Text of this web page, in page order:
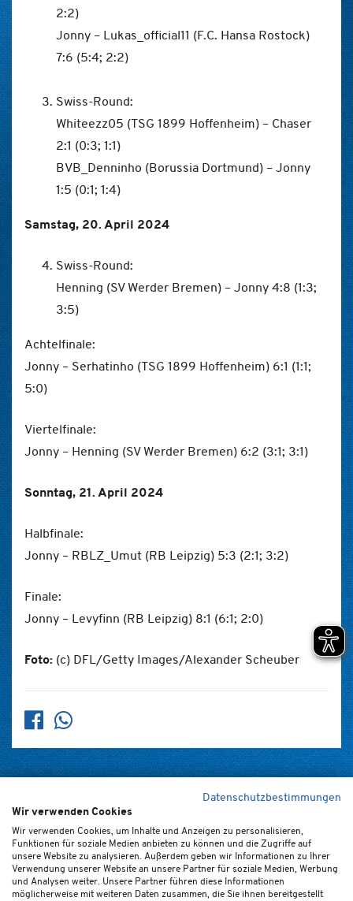
2:2)
Jonny – Lukas_official11 (F.C. Hansa Rostock)
7:6 (5:4; 2:2)
Swiss-Round:
Whiteezz05 (TSG 1899 Hoffenheim) – Chaser
2:1 (0:3; 1:1)
BVB_Denninho (Borussia Dortmund) – Jonny
1:5 (0:1; 1:4)
Samstag, 20. April 2024
Swiss-Round:
Henning (SV Werder Bremen) – Jonny 4:8 (1:3;
3:5)
Achtelfinale:
Jonny – Serhatinho (TSG 1899 Hoffenheim) 6:1 (1:1;
5:0)
Viertelfinale:
Jonny – Henning (SV Werder Bremen) 6:2 (3:1; 3:1)
Sonntag, 21. April 2024
Halbfinale:
Jonny – RBLZ_Umut (RB Leipzig) 5:3 (2:1; 3:2)
Finale:
Jonny – Levyfinn (RB Leipzig) 8:1 (6:1; 2:0)
Foto: (c) DFL/Getty Images/Alexander Scheuber
Home Kontakt Newsletter FAQ (de/en) Impressum
Datenschutz Ticket-AGB Cookie-Einstellungen
Datenschutzbestimmungen
Wir verwenden Cookies
Wir verwenden Cookies, um Inhalte und Anzeigen zu personalisieren,
Funktionen für soziale Medien anbieten zu können und die Zugriffe auf
unsere Website zu analysieren. Außerdem geben wir Informationen zu Ihrer
Verwendung unserer Website an unsere Partner für soziale Medien, Werbung
und Analysen weiter. Unsere Partner führen diese Informationen
möglicherweise mit weiteren Daten zusammen, die Sie ihnen bereitgestellt